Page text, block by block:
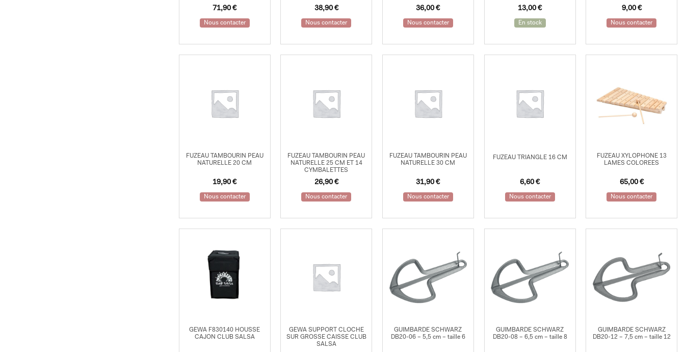
71,90€
Nous contacter
38,90 €
Nous contacter
36,00€
Nous contacter
13,00€
En stock
9,00 €
Nous contacter
FUZEAU TAMBOURIN PEAU
NATURELLE 20 CM
19,90€
Nous contacter
FUZEAU TAMBOURIN PEAU
NATURELLE 25 CM ET 14
CYMBALETTES
26,90 €
Nous contacter
FUZEAU TAMBOURIN PEAU
NATURELLE 30 CM
31,90€
Nous contacter
FUZEAU TRIANGLE 16 CM
6,60€
Nous contacter
FUZEAU XYLOPHONE 13
LAMES COLOREES
65,00 €
Nous contacter
GEWA F830140 HOUSSE
CAJON CLUB SALSA
GEWA SUPPORT CLOCHE
SUR GROSSE CAISSE CLUB
SALSA
GUIMBARDE SCHWARZ
DB20-06 – 5,5 cm – taille 6
GUIMBARDE SCHWARZ
DB20-08 – 6,5 cm – taille 8
GUIMBARDE SCHWARZ
DB20-12 – 7,5 cm – taille 12